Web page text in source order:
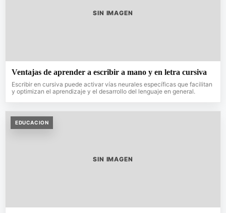
SIN IMAGEN
Ventajas de aprender a escribir a mano y en letra cursiva
Escribir en cursiva puede activar vías neurales específicas que facilitan
y optimizan el aprendizaje y el desarrollo del lenguaje en general.
EDUCACION
SIN IMAGEN